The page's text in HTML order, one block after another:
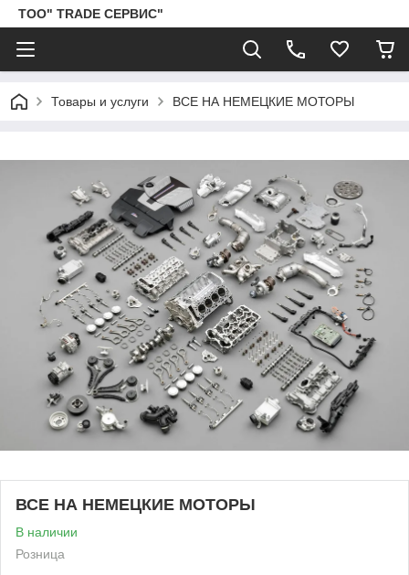
ТОО" TRADE СЕРВИС"
Товары и услуги ВСЕ НА НЕМЕЦКИЕ МОТОРЫ
ВСЕ НА НЕМЕЦКИЕ МОТОРЫ
В наличии
Розница